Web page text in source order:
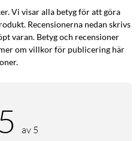
Vi visar alla betyg för att göra
Recensionerna nedan skrivs
varan. Betyg och recensioner
om villkor för publicering här
av 5